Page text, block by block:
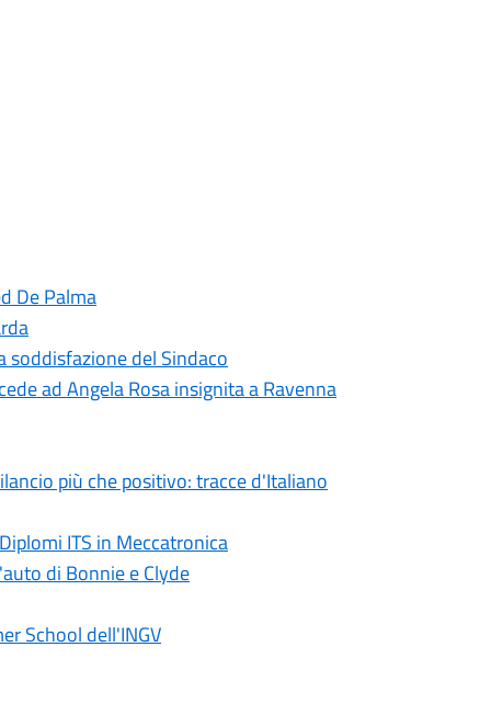
De Palma
soddisfazione del Sindaco
ad Angela Rosa insignita a Ravenna
più che positivo: tracce d'Italiano
ITS in Meccatronica
di Bonnie e Clyde
School dell'INGV